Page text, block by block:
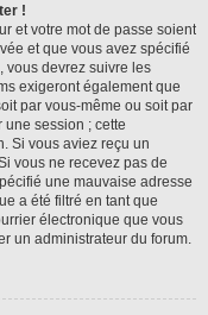
!
et votre mot de passe soient
et que vous avez spécifié
vous devrez suivre les
exigeront également que
par vous-même ou soit par
session ; cette
Si vous aviez reçu un
vous ne recevez pas de
une mauvaise adresse
a été filtré en tant que
électronique que vous
un administrateur du forum.